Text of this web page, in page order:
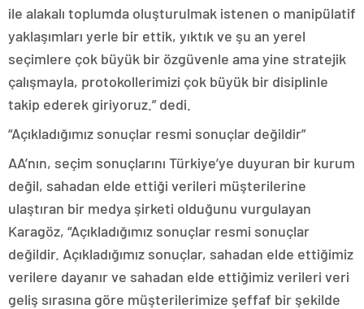
ile alakalı toplumda oluşturulmak istenen o manipülatif
yaklaşımları yerle bir ettik, yıktık ve şu an yerel
seçimlere çok büyük bir özgüvenle ama yine stratejik
çalışmayla, protokollerimizi çok büyük bir disiplinle
takip ederek giriyoruz.” dedi.
“Açıkladığımız sonuçlar resmi sonuçlar değildir”
AA’nın, seçim sonuçlarını Türkiye’ye duyuran bir kurum
değil, sahadan elde ettiği verileri müşterilerine
ulaştıran bir medya şirketi olduğunu vurgulayan
Karagöz, “Açıkladığımız sonuçlar resmi sonuçlar
değildir. Açıkladığımız sonuçlar, sahadan elde ettiğimiz
verilere dayanır ve sahadan elde ettiğimiz verileri veri
geliş sırasına göre müşterilerimize şeffaf bir şekilde